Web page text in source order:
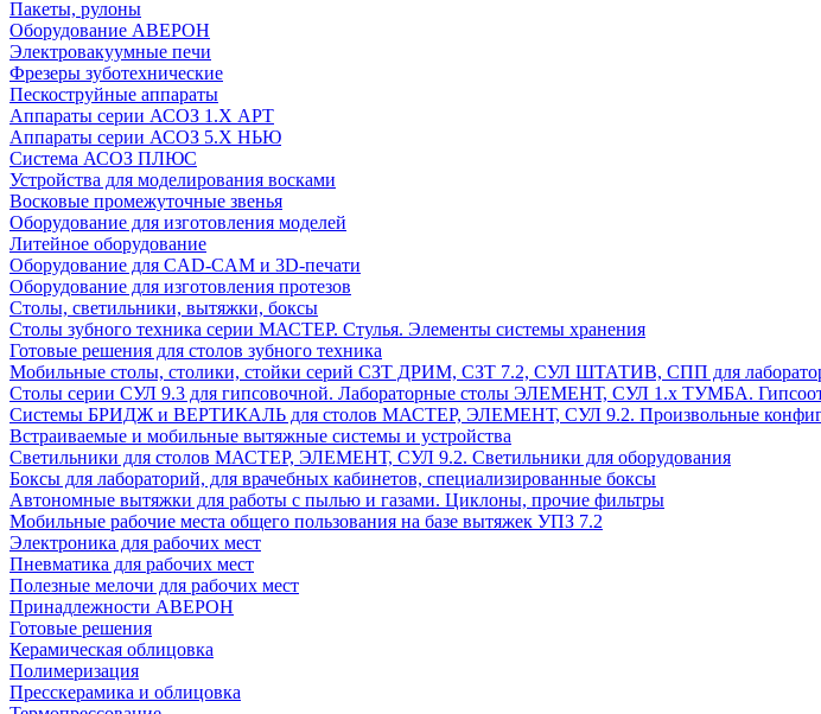
Пакеты, рулоны
Оборудование АВЕРОН
Электровакуумные печи
Фрезеры зуботехнические
Пескоструйные аппараты
Аппараты серии АСОЗ 1.Х АРТ
Аппараты серии АСОЗ 5.Х НЬЮ
Система АСОЗ ПЛЮС
Устройства для моделирования восками
Восковые промежуточные звенья
Оборудование для изготовления моделей
Литейное оборудование
Оборудование для CAD-CAM и 3D-печати
Оборудование для изготовления протезов
Cтолы, светильники, вытяжки, боксы
Столы зубного техника серии МАСТЕР. Стулья. Элементы системы хранения
Готовые решения для столов зубного техника
Мобильные столы, столики, стойки серий СЗТ ДРИМ, СЗТ 7.2, СУЛ ШТАТИВ, СПП для
Столы серии СУЛ 9.3 для гипсовочной. Лабораторные столы ЭЛЕМЕНТ, СУЛ 1.х ТУМБА.
Системы БРИДЖ и ВЕРТИКАЛЬ для столов МАСТЕР, ЭЛЕМЕНТ, СУЛ 9.2. Произвольные
Встраиваемые и мобильные вытяжные системы и устройства
Светильники для столов МАСТЕР, ЭЛЕМЕНТ, СУЛ 9.2. Светильники для оборудования
Боксы для лабораторий, для врачебных кабинетов, специализированные боксы
Автономные вытяжки для работы с пылью и газами. Циклоны, прочие фильтры
Мобильные рабочие места общего пользования на базе вытяжек УПЗ 7.2
Электроника для рабочих мест
Пневматика для рабочих мест
Полезные мелочи для рабочих мест
Принадлежности АВЕРОН
Готовые решения
Керамическая облицовка
Полимеризация
Пресскерамика и облицовка